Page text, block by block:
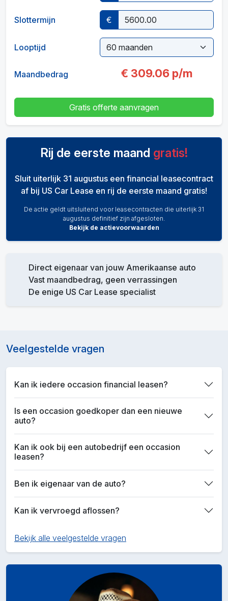
Slottermijn €
Looptijd
Maandbedrag € 309.06 p/m
Gratis offerte aanvragen
Rij de eerste maand gratis!
Sluit uiterlijk 31 augustus een financial leasecontract
af bij US Car Lease en rij de eerste maand gratis!
De actie geldt uitsluitend voor leasecontracten die uiterlijk 31
augustus definitief zijn afgesloten.
Bekijk de actievoorwaarden
Direct eigenaar van jouw Amerikaanse auto
Vast maandbedrag, geen verrassingen
De enige US Car Lease specialist
Veelgestelde vragen
Kan ik iedere occasion financial leasen?
Is een occasion goedkoper dan een nieuwe
auto?
Kan ik ook bij een autobedrijf een occasion
leasen?
Ben ik eigenaar van de auto?
Kan ik vervroegd aflossen?
Bekijk alle veelgestelde vragen